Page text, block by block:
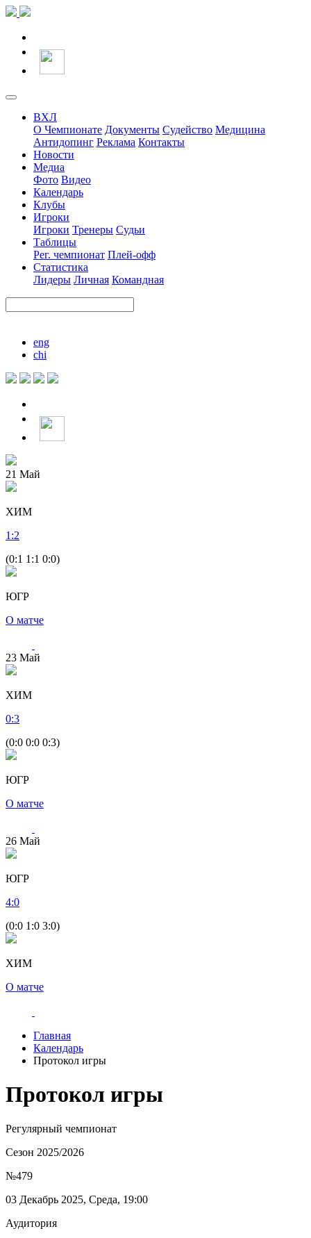
ВХЛ
О Чемпионате Документы Судейство Медицина
Антидопинг Реклама Контакты
Новости
Медиа
Фото Видео
Календарь
Клубы
Игроки
Игроки Тренеры Судьи
Таблицы
Рег. чемпионат Плей-офф
Статистика
Лидеры Личная Командная
eng
chi
21 Май
ХИМ
1 :2
(0:1 1:1 0:0)
ЮГР
О матче
23 Май
ХИМ
0:3
(0:0 0:0 0:3)
ЮГР
О матче
26 Май
ЮГР
4:0
(0:0 1:0 3:0)
ХИМ
О матче
Главная
Календарь
Протокол игры
Протокол игры
Регулярный чемпионат
Сезон 2025/2026
№479
03 Декабрь 2025, Среда, 19:00
Аудитория